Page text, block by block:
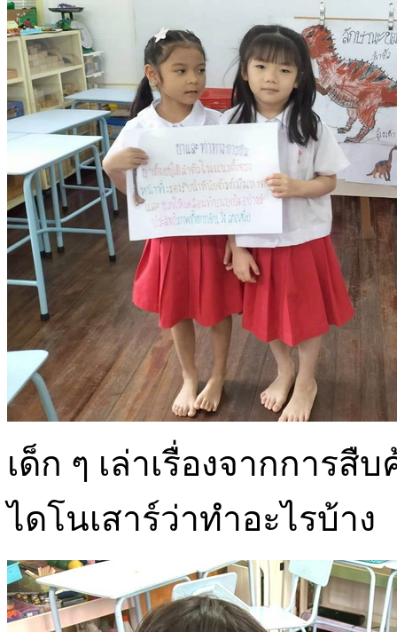
เด็ก ๆ เล่าเรื่องจากการ
ไดโนเสาร์ว่าทำอะไรบ้าง